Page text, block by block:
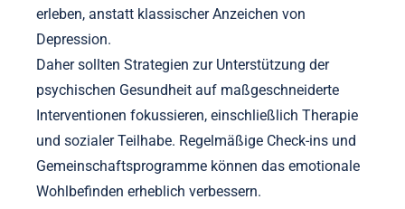
erleben, anstatt klassischer Anzeichen von
Depression.
Daher sollten Strategien zur Unterstützung der
psychischen Gesundheit auf maßgeschneiderte
Interventionen fokussieren, einschließlich Therapie
und sozialer Teilhabe. Regelmäßige Check-ins und
Gemeinschaftsprogramme können das emotionale
Wohlbefinden erheblich verbessern.